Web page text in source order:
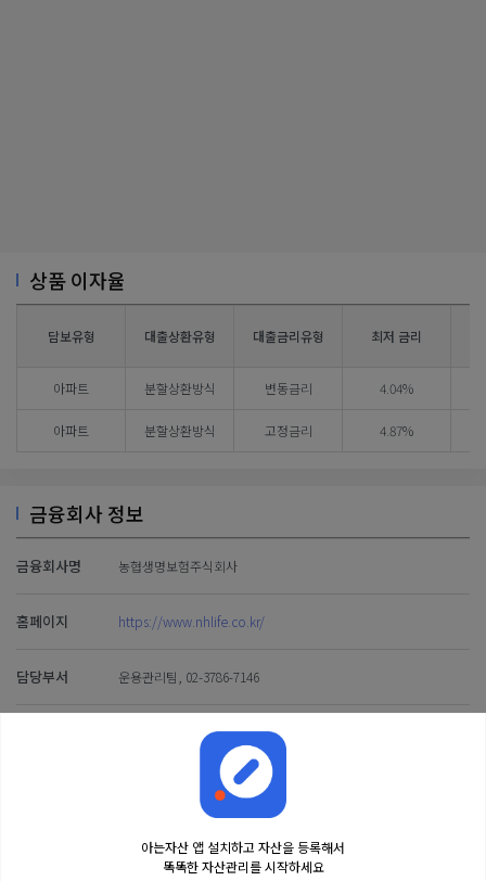
상품 이자율
담보유형 대출상환유형 대출금리유형 최저 금리
아파트 분할상환방식 변동금리 4.04%
아파트 분할상환방식 고정금리 4.87%
금융회사 정보
금융회사명 농협생명보험주식회사
홈페이지 https://www.nhlife.co.kr/
담당부서 운용관리팀, 02-3786-7146
아는자산 앱 설치하고 자산을 등록해서
똑똑한 자산관리를 시작하세요